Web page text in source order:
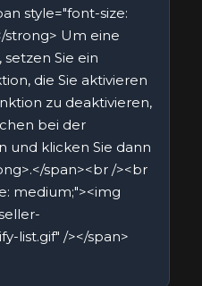
style="font-size:
strong> Um eine
Sie ein
die Sie aktivieren
zu deaktivieren,
bei der
und klicken Sie dann
span><br /><br
medium;"><img
list.gif" /></span>